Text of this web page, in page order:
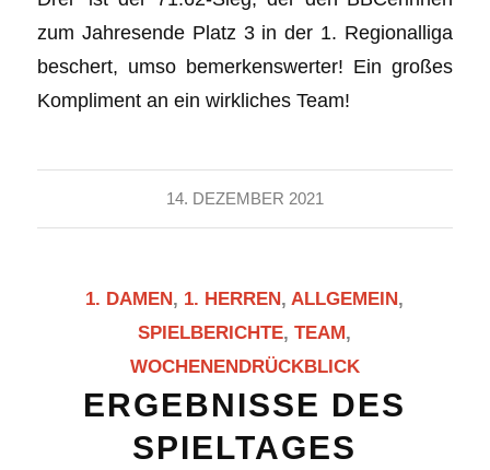
zum Jahresende Platz 3 in der 1. Regionalliga
beschert, umso bemerkenswerter! Ein großes
Kompliment an ein wirkliches Team!
14. DEZEMBER 2021
1. DAMEN, 1. HERREN, ALLGEMEIN,
SPIELBERICHTE,TEAM,
WOCHENENDRÜCKBLICK
ERGEBNISSE DES
SPIELTAGES